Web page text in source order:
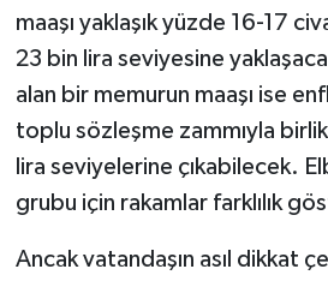
maaşı yaklaşık yüzde 16-17
23 bin lira seviyesine
alan bir memurun maaşı ise
toplu sözleşme zammıyla
lira seviyelerine çıkabilecek.
grubu için rakamlar farklılık
Ancak vatandaşın asıl dikkat